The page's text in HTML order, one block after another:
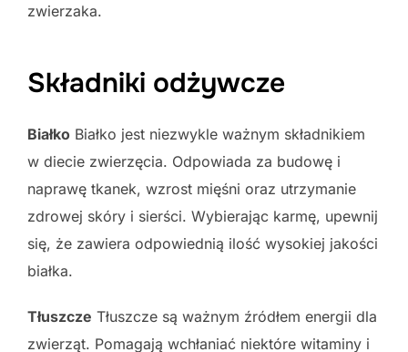
zwierzaka.
Składniki odżywcze
Białko Białko jest niezwykle ważnym składnikiem
w diecie zwierzęcia. Odpowiada za budowę i
naprawę tkanek, wzrost mięśni oraz utrzymanie
zdrowej skóry i sierści. Wybierając karmę, upewnij
się, że zawiera odpowiednią ilość wysokiej jakości
białka.
Tłuszcze Tłuszcze są ważnym źródłem energii dla
zwierząt. Pomagają wchłaniać niektóre witaminy i